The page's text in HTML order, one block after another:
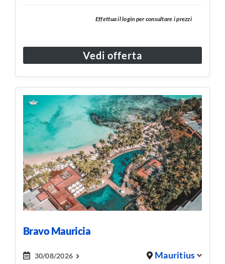
Effettua il login per consultare i prezzi
Vedi offerta
Bravo Mauricia
30/08/2026
Mauritius